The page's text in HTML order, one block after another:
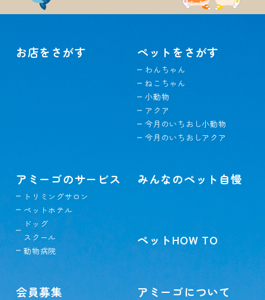
お店をさがす ペットをさがす
わんちゃん
ねこちゃん
小動物
アクア
今月のいちおし小動物
今月のいちおしアクア
アミーゴのサービス
トリミングサロン
ペットホテル
ドッグ
スクール
動物病院
みんなのペット自慢
ペットHOW TO
会員募集 アミーゴについて